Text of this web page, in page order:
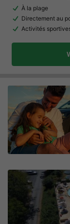
À la plage
Directement au
Activités